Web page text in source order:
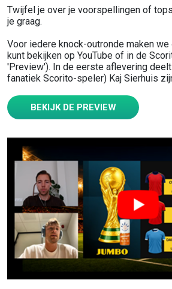
Twijfel je over je voorspellingen of
je graag.
Voor iedere knock-outronde maken
kunt bekijken op YouTube of in de
'Preview'). In de eerste aflevering
fanatiek Scorito-speler) Kaj Sierhuis
BEKIJK DE PREVIEW